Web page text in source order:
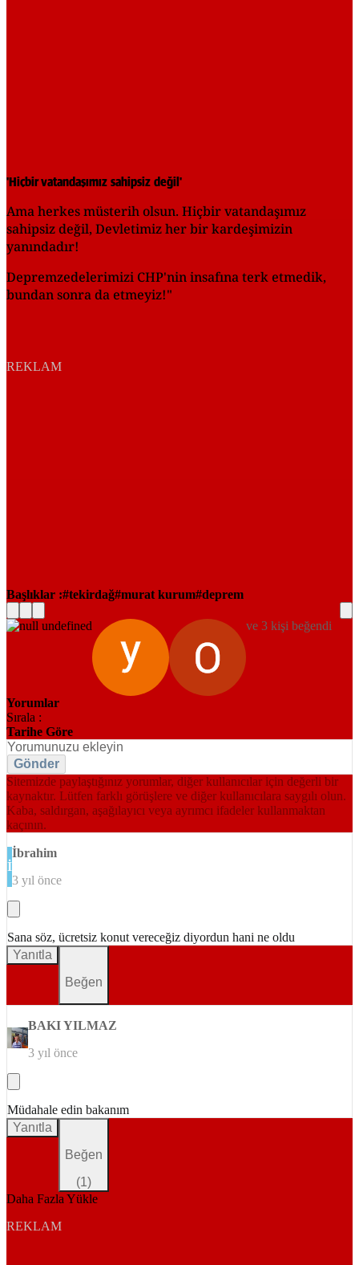
'Hiçbir vatandaşımız sahipsiz değil'
Ama herkes müsterih olsun. Hiçbir vatandaşımız
sahipsiz değil, Devletimiz her bir kardeşimizin
yanındadır!
Depremzedelerimizi CHP'nin insafına terk etmedik,
bundan sonra da etmeyiz!"
REKLAM
Başlıklar : tekirdağ murat kurum deprem
ve 3 kişi beğendi
Yorumlar
Sırala :
Tarihe Göre
Gönder
Sitemizde paylaştığınız yorumlar, diğer kullanıcılar için değerli bir
kaynaktır. Lütfen farklı görüşlere ve diğer kullanıcılara saygılı olun.
Kaba, saldırgan, aşağılayıcı veya ayrımcı ifadeler kullanmaktan
kaçının.
İ
İbrahim
3 yıl önce
Sana söz, ücretsiz konut vereceğiz diyordun hani ne oldu
Yanıtla
Beğen
BAKI YILMAZ
3 yıl önce
Müdahale edin bakanım
Yanıtla
Beğen
(1)
Daha Fazla Yükle
REKLAM